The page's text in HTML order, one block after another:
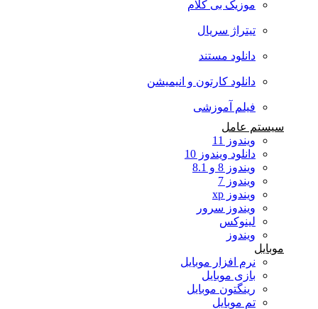
موزیک بی کلام
تیتراژ سریال
دانلود مستند
دانلود کارتون و انیمیشن
فیلم آموزشی
سیستم عامل
ویندوز 11
دانلود ویندوز 10
ویندوز 8 و 8.1
ویندوز 7
ویندوز xp
ویندوز سرور
لینوکس
ویندوز
موبایل
نرم افزار موبایل
بازی موبایل
رینگتون موبایل
تم موبایل